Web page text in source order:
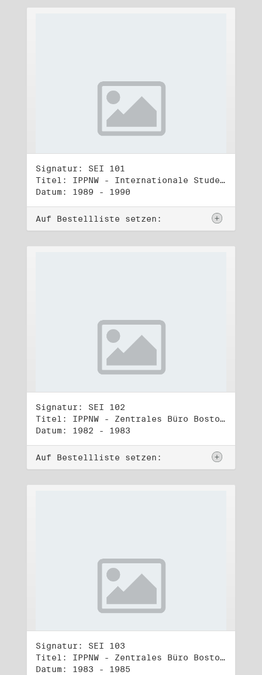
Signatur: SEI 101
Titel: IPPNW - Internationale Studententreffen und -kongresse (3)
Datum: 1989 - 1990
Auf Bestellliste setzen:
Signatur: SEI 102
Titel: IPPNW - Zentrales Büro Boston (1)
Datum: 1982 - 1983
Auf Bestellliste setzen:
Signatur: SEI 103
Titel: IPPNW - Zentrales Büro Boston (2)
Datum: 1983 - 1985